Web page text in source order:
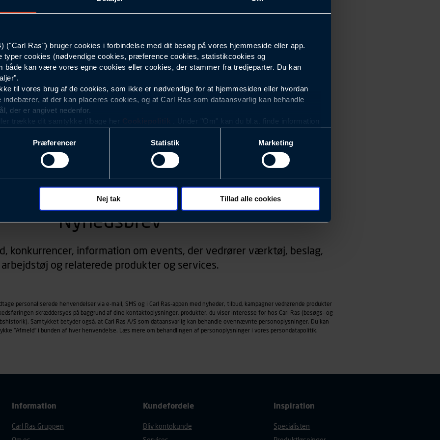
("Carl Ras") bruger cookies i forbindelse med dit besøg på vores hjemmeside eller app.
typer cookies (nødvendige cookies, præference cookies, statistikcookies og
både kan være vores egne cookies eller cookies, der stammer fra tredjeparter. Du kan
til vores brug af de cookies, som ikke er nødvendige for at hjemmesiden eller hvordan
indebærer, at der kan placeres cookies, og at Carl Ras som dataansvarlig kan behandle
der er angivet nedenfor.
trække dit samtykke tilbage her
. Under "Om" kan du bl.a. finde information
med det formål at optimere design, brugervenlighed og effektiviteten af vores
analyser af, hvilke oplysninger der er mest populære, og som derfor skal være nemme at
hvad der klikkes på, sider/indhold der besøges, browsertype, søgeord, IP-adresse,
(computer, smartphone mv.) samt de features, der anvendes.
sig på. Til dette formål behandles der personoplysninger om dit foretrukne sprog, og den
med det formål at spore besøgende på vores hjemmeside og apps med
vise annoncer, der er relevante (profilering). Til dette formål behandles der
der anvendes.
persondatapolitik, der indeholder yderligere information om behandling af
Præferencer Statistik Marketing
Nej tak Tillad alle cookies
Grøn
Herre
Nyhedsbrev
konkurrencer, information om events, der vedrører værktøj, beslag,
arbejdstøj og relaterede produkter og services.
personaliserede henvendelser via e-mail, SMS og i Carl Ras-appen med nyheder, tilbud, kampagner vedrørende produkter
skræddersyes på baggrund af dine kontaktoplysninger, produkter, du viser interesse for hos Carl Ras (besøgs- og
Samtykket betyder også, at Carl Ras A/S som dataansvarlig kan behandle ovennævnte personoplysninger. Du kan
"Afmeld" i bunden af hver henvendelse. Læs mere om behandlingen af personoplysninger i vores persondatapolitik.
Information
Carl Ras Gruppen
Kundefordele
Bliv kontokunde
Inspiration
Specialisten